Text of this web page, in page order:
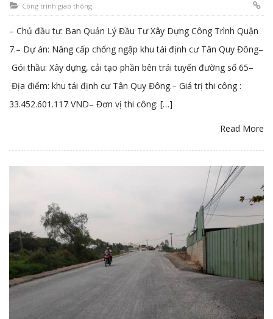
Công trình giao thông
– Chủ đầu tư: Ban Quản Lý Đầu Tư Xây Dựng Công Trình Quận
7.– Dự án: Nâng cấp chống ngập khu tái định cư Tân Quy Đông–
Gói thầu: Xây dựng, cải tạo phần bên trái tuyến đường số 65–
Địa điểm: khu tái định cư Tân Quy Đông.– Giá trị thi công :
33.452.601.117 VND– Đơn vị thi công: […]
Read More